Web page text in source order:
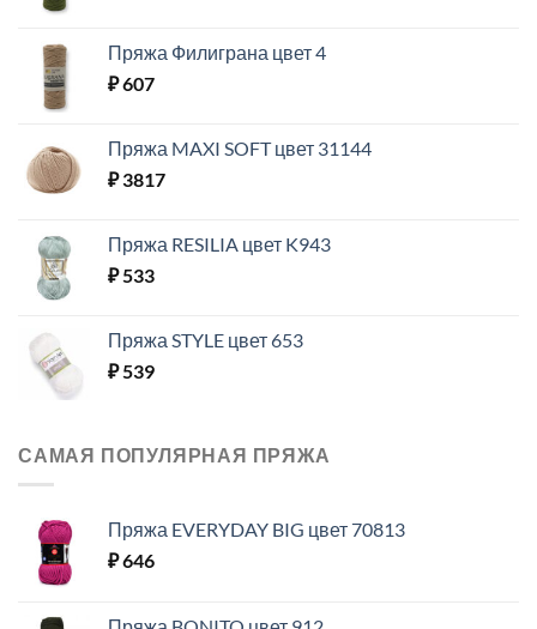
Пряжа Филиграна цвет 4
₽607
Пряжа MAXI SOFT цвет 31144
₽3817
Пряжа RESILIA цвет K943
₽533
Пряжа STYLE цвет 653
₽539
САМАЯ ПОПУЛЯРНАЯ ПРЯЖА
Пряжа EVERYDAY BIG цвет 70813
₽646